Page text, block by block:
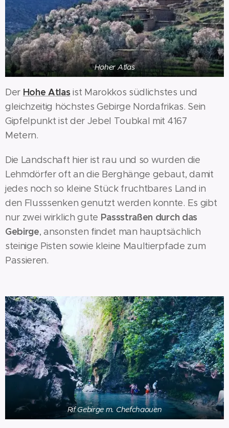
Hoher Atlas
Der Hohe Atlas ist Marokkos südlichstes und
gleichzeitig höchstes Gebirge Nordafrikas. Sein
Gipfelpunkt ist der Jebel Toubkal mit 4167
Metern.
Die Landschaft hier ist rau und so wurden die
Lehmdörfer oft an die Berghänge gebaut, damit
jedes noch so kleine Stück fruchtbares Land in
den Flusssenken genutzt werden konnte. Es gibt
nur zwei wirklich gute Passstraßen durch das
Gebirge, ansonsten findet man hauptsächlich
steinige Pisten sowie kleine Maultierpfade zum
Passieren.
Rif Gebirge m. Chefchaouen